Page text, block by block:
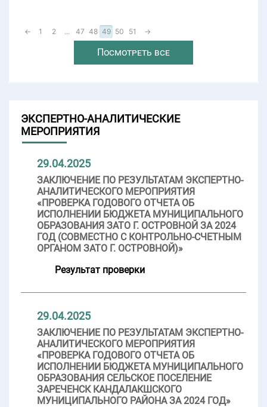
← 1 2 ... 47 48 49 50 51 →
Посмотреть все
ЭКСПЕРТНО-АНАЛИТИЧЕСКИЕ
МЕРОПРИЯТИЯ
29.04.2025
ЗАКЛЮЧЕНИЕ ПО РЕЗУЛЬТАТАМ ЭКСПЕРТНО-
АНАЛИТИЧЕСКОГО МЕРОПРИЯТИЯ
«ПРОВЕРКА ГОДОВОГО ОТЧЕТА ОБ
ИСПОЛНЕНИИ БЮДЖЕТА МУНИЦИПАЛЬНОГО
ОБРАЗОВАНИЯ ЗАТО Г. ОСТРОВНОЙ ЗА 2024
ГОД (СОВМЕСТНО С КОНТРОЛЬНО-СЧЕТНЫМ
ОРГАНОМ ЗАТО Г. ОСТРОВНОЙ)»
Результат проверки
29.04.2025
ЗАКЛЮЧЕНИЕ ПО РЕЗУЛЬТАТАМ ЭКСПЕРТНО-
АНАЛИТИЧЕСКОГО МЕРОПРИЯТИЯ
«ПРОВЕРКА ГОДОВОГО ОТЧЕТА ОБ
ИСПОЛНЕНИИ БЮДЖЕТА МУНИЦИПАЛЬНОГО
ОБРАЗОВАНИЯ СЕЛЬСКОЕ ПОСЕЛЕНИЕ
ЗАРЕЧЕНСК КАНДАЛАКШСКОГО
МУНИЦИПАЛЬНОГО РАЙОНА ЗА 2024 ГОД»